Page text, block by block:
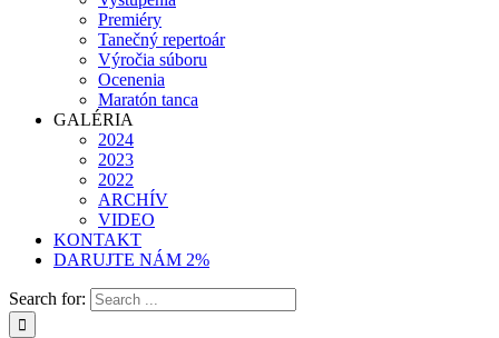
Premiéry
Tanečný repertoár
Výročia súboru
Ocenenia
Maratón tanca
GALÉRIA
2024
2023
2022
ARCHÍV
VIDEO
KONTAKT
DARUJTE NÁM 2%
Search for: